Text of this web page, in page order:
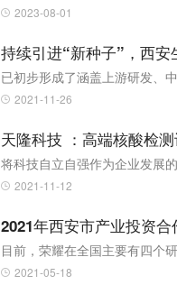
2023-08-01
持续引进“新种子”，西
已初步形成了涵盖上游研发、
2021-11-26
天隆科技 ：高端核酸检
将科技自立自强作为企业发展
2021-11-12
2021年西安市产业投资
目前，荣耀在全国主要有四个
2021-05-18